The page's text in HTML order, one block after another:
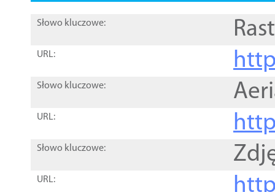
Słowo kluczowe:
URL:
Słowo kluczowe:
URL:
Słowo kluczowe:
URL: